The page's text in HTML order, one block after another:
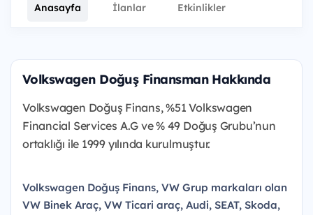
Anasayfa İlanlar Etkinlikler
Volkswagen Doğuş Finansman Hakkında
Volkswagen Doğuş Finans, %51 Volkswagen
Financial Services A.G ve % 49 Doğuş Grubu’nun
ortaklığı ile 1999 yılında kurulmuştur.
Volkswagen Doğuş Finans, VW Grup markaları olan
VW Binek Araç, VW Ticari araç, Audi, SEAT, Skoda,